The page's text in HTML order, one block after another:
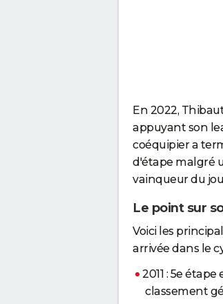
En 2022,
appuyant son
coéquipier a
d'étape malgré
vainqueur du
Le point sur
Voici les
arrivée dans le
2011 : 5e
classement